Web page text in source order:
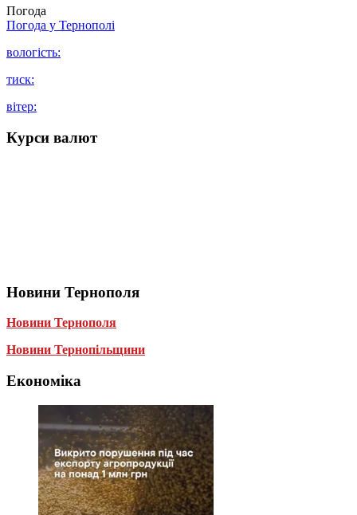
Погода
Погода у Тернополі
вологість:
тиск:
вітер:
Курси валют
Новини Тернополя
Новини Тернополя
Новини Тернопільщини
Економіка